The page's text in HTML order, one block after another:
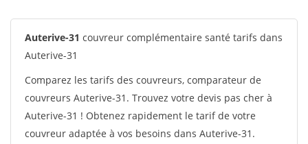
votes
Auterive-31 couvreur complémentaire santé tarifs dans
Auterive-31
Comparez les tarifs des couvreurs, comparateur de
couvreurs Auterive-31. Trouvez votre devis pas cher à
Auterive-31 ! Obtenez rapidement le tarif de votre
couvreur adaptée à vos besoins dans Auterive-31.